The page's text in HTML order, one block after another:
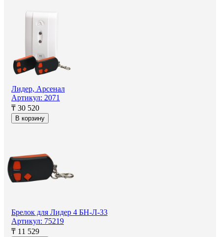
Лидер, Арсенал
Артикул: 2071
₸ 30 520
В корзину
Брелок для Лидер 4 БН-Л-33
Артикул: 75219
₸ 11 529